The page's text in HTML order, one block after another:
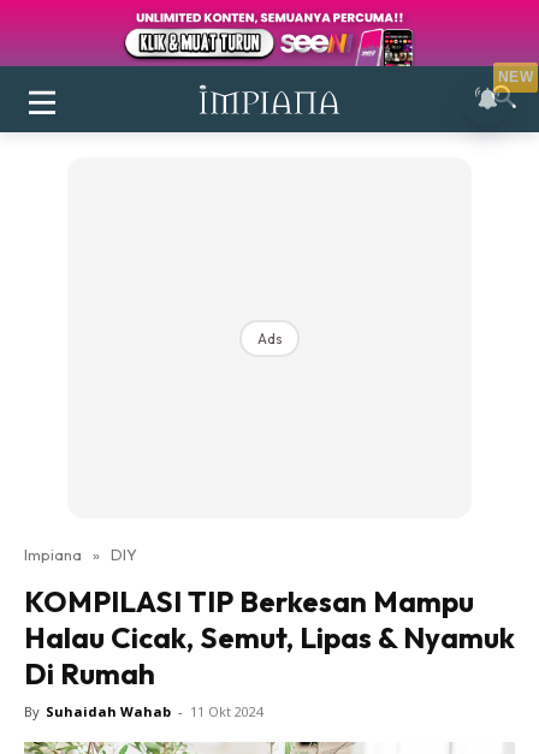
Login|Register
Ruang Makan
Ruang Tamu
Direktori
Interior Design
Landskap
Ads
Impiana » DIY
KOMPILASI TIP Berkesan Mampu
Halau Cicak, Semut, Lipas & Nyamuk
Di Rumah
By Suhaidah Wahab - 11 Okt 2024
NEW